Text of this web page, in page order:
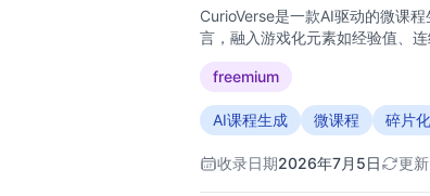
CurioVerse是一款AI驱动的微课
言，融入游戏化元素如经验值、
freemium
AI课程生成 微课程 碎片
收录日期2026年7月5日 更